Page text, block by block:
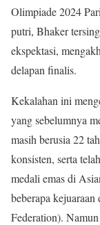
Olimpiade 2024
putri, Bhaker
ekspektasi,
delapan finalis.
Kekalahan ini
yang sebelumnya
masih berusia 22
konsisten, serta
medali emas di
beberapa
Federation).